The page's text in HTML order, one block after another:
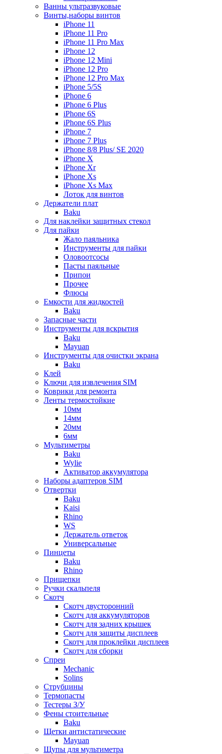
Ванны ультразвуковые
Винты,наборы винтов
iPhone 11
iPhone 11 Pro
iPhone 11 Pro Max
iPhone 12
iPhone 12 Mini
iPhone 12 Pro
iPhone 12 Pro Max
iPhone 5/5S
iPhone 6
iPhone 6 Plus
iPhone 6S
iPhone 6S Plus
iPhone 7
iPhone 7 Plus
iPhone 8/8 Plus/ SE 2020
iPhone X
iPhone Xr
iPhone Xs
iPhone Xs Max
Лоток для винтов
Держатели плат
Baku
Для наклейки защитных стекол
Для пайки
Жало паяльника
Инструменты для пайки
Оловоотсосы
Пасты паяльные
Припои
Прочее
Флюсы
Емкости для жидкостей
Baku
Запасные части
Инструменты для вскрытия
Baku
Mayuan
Инструменты для очистки экрана
Baku
Клей
Ключи для извлечения SIM
Коврики для ремонта
Ленты термостойкие
10мм
14мм
20мм
6мм
Мультиметры
Baku
Wylie
Активатор аккумулятора
Наборы адаптеров SIM
Отвертки
Baku
Kaisi
Rhino
WS
Держатель ответок
Универсальные
Пинцеты
Baku
Rhino
Прищепки
Ручки скальпеля
Скотч
Скотч двусторонний
Скотч для аккумуляторов
Скотч для задних крышек
Скотч для защиты дисплеев
Скотч для проклейки дисплеев
Скотч для сборки
Спреи
Mechanic
Solins
Струбцины
Термопасты
Тестеры З/У
Фены стоительные
Baku
Щетки антистатические
Mayuan
Щупы для мультиметра